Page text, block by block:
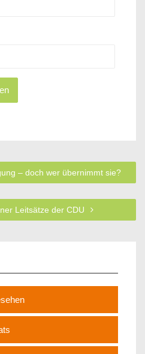
– doch wer übernimmt sie?
Leitsätze der CDU